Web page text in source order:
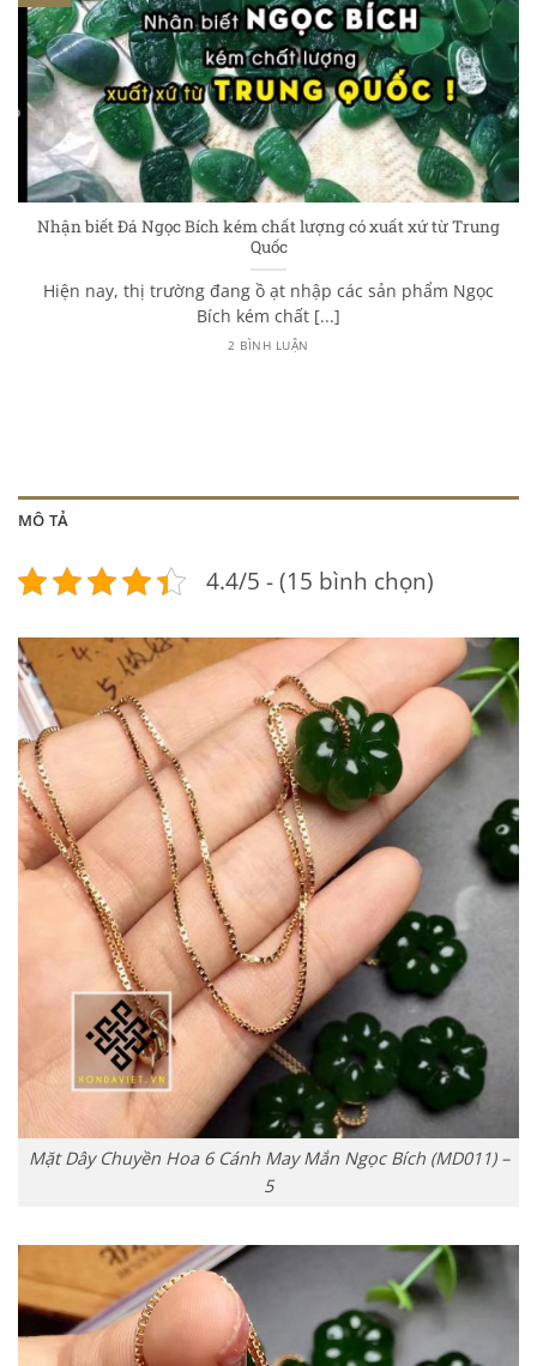
Nhận biết Đá Ngọc Bích kém chất lượng có xuất xứ từ Trung
Quốc
Hiện nay, thị trường đang ồ ạt nhập các sản phẩm Ngọc
Bích kém chất [...]
2 BÌNH LUẬN
MÔ TẢ
4.4/5 - (15 bình chọn)
Mặt Dây Chuyền Hoa 6 Cánh May Mắn Ngọc Bích (MD011) –
5